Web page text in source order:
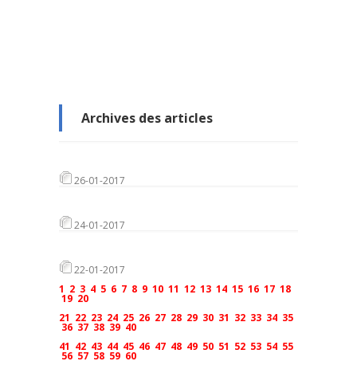
Archives des articles
26-01-2017
24-01-2017
22-01-2017
1 2 3 4 5 6 7 8 9 10 11 12 13 14 15 16 17 18
19 20
21 22 23 24 25 26 27 28 29 30 31 32 33 34 35
36 37 38 39 40
41 42 43 44 45 46 47 48 49 50 51 52 53 54 55
56 57 58 59 60